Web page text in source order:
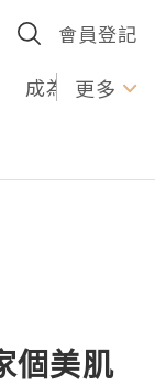
會員登記
成為U更多
個美肌